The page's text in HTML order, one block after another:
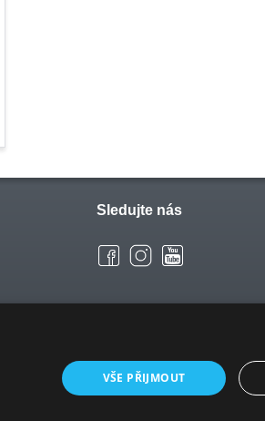
Sledujte nás
VŠE PŘIJMOUT